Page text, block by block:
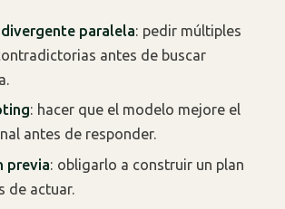
paralela: pedir múltiples
antes de buscar
: hacer que el modelo mejore el
antes de responder.
previa: obligarlo a construir un plan
de actuar.